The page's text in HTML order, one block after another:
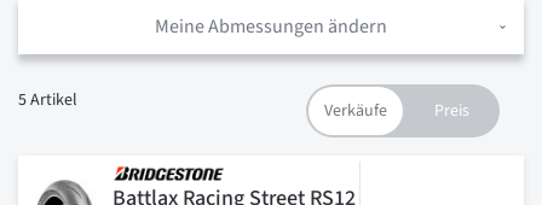
Meine Abmessungen ändern
5Artikel
Battlax Racing Street RS12